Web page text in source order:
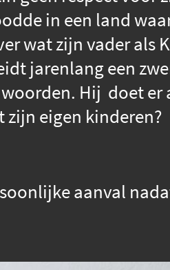
in een land
wat zijn vader als
jarenlang een
Hij doet er
zijn eigen kinderen?
aanval